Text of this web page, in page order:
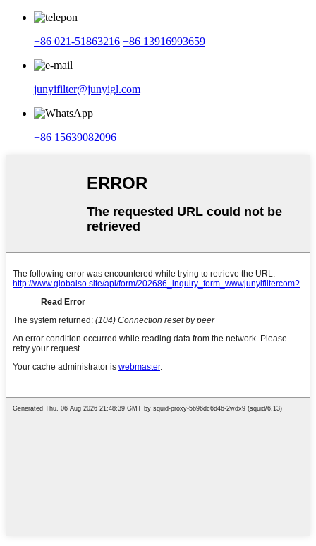
+86 021-51863216 +86 13916993659
junyifilter@junyigl.com
+86 15639082096